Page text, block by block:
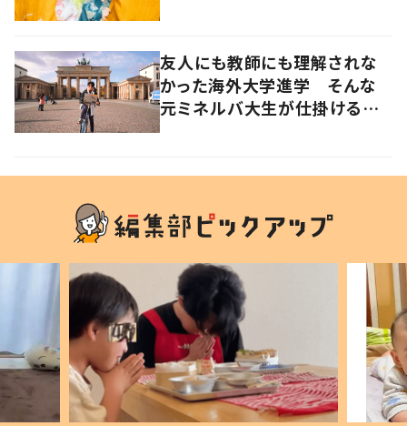
友人にも教師にも理解されな
かった海外大学進学 そんな
元ミネルバ大生が仕掛けるオ